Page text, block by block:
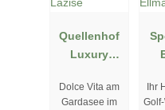
Quellenhof
Luxury
Lazise
Dolce Vita am
Gardasee im
Ihr